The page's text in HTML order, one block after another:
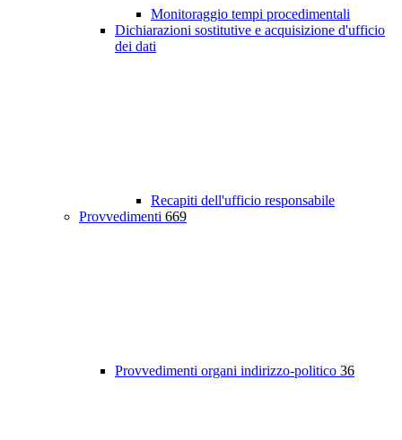
Monitoraggio tempi procedimentali
Dichiarazioni sostitutive e acquisizione d'ufficio
dei dati
Recapiti dell'ufficio responsabile
Provvedimenti 669
Provvedimenti organi indirizzo-politico 36